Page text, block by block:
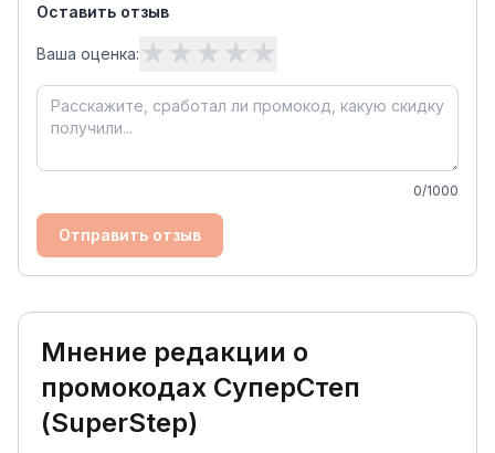
Оставить отзыв
Ваша оценка: ★ ★ ★ ★ ★
0/1000
Отправить отзыв
Мнение редакции о
промокодах СуперСтеп
(SuperStep)